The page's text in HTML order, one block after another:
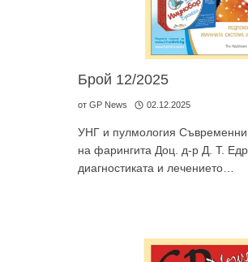
Брой 12/2025
от GP News 02.12.2025
УНГ и пулмология Съвременни
на фарингита Доц. д-р Д. Т.
диагностиката и лечението…